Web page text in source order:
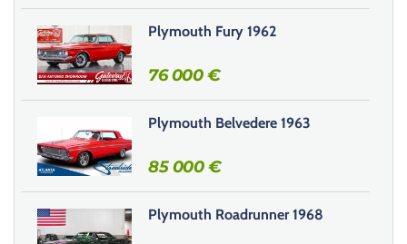
m
p
v
i
d
.
Plymouth Fury 1962
76 000€
Plymouth Belvedere 1963
85 000€
Plymouth Roadrunner 1968